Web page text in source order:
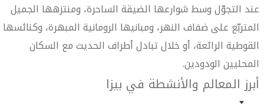
عند التجوّل وسط شوارعها الضيقة الساحرة، ومنتزهها الجميل
المتربّع على ضفاف النهر، ومبانيها الرومانية المبهرة، وكنائسها
القوطية الرائعة، أو خلال تبادل أطراف الحديث مع السكان
المحليين الودودين.
أبرز المعالم والأنشطة في بيزا